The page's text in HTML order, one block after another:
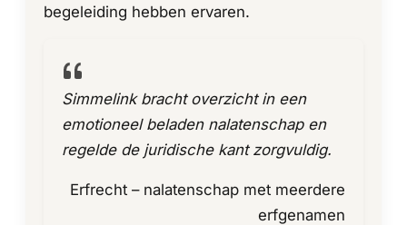
begeleiding hebben ervaren.
Simmelink bracht overzicht in een
emotioneel beladen nalatenschap en
regelde de juridische kant zorgvuldig.
Erfrecht – nalatenschap met meerdere
erfgenamen